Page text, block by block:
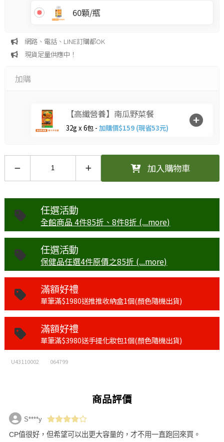
60顆/瓶
網路、電話、LINE訂購都OK
現貨足量供應中！
加購
【高纖營養】南瓜野菜餐
32g x 6包 - 加購價$159 (現省53元)
加入購物車
任選活動
全館商品 4件85折、8件8折 (...more)
任選活動
保健品任選4件原價之85折 (...more)
滿額好禮
單筆滿$1980送推推收納盒1個(顏色隨機出貨)
滿額好禮
單筆滿$3980送手提化妝包1個(顏色隨機出貨)
U43110002 064799
商品評價
S****y
CP值很好，但希望可以出更大容量的，才不用一直跑回來買。